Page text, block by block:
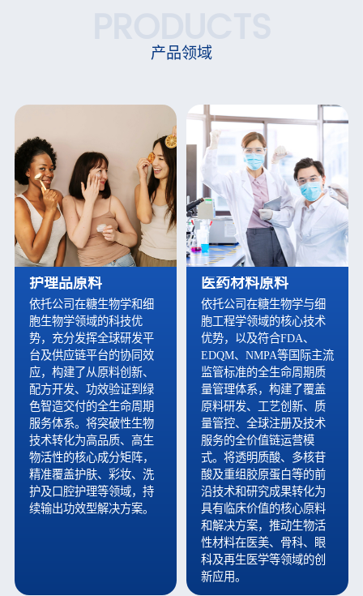
PRODUCTS
产品领域
护理品原料
依托公司在糖生物学和细
胞生物学领域的科技优
势，充分发挥全球研发平
台及供应链平台的协同效
应，构建了从原料创新、
配方开发、功效验证到绿
色智造交付的全生命周期
服务体系。将突破性生物
技术转化为高品质、高生
物活性的核心成分矩阵，
精准覆盖护肤、彩妆、洗
护及口腔护理等领域，持
续输出功效型解决方案。
医药材料原料
依托公司在糖生物学与细
胞工程学领域的核心技术
优势，以及符合FDA、
EDQM、NMPA等国际主流
监管标准的全生命周期质
量管理体系，构建了覆盖
原料研发、工艺创新、质
量管控、全球注册及技术
服务的全价值链运营模
式。将透明质酸、多核苷
酸及重组胶原蛋白等的前
沿技术和研究成果转化为
具有临床价值的核心原料
和解决方案，推动生物活
性材料在医美、骨科、眼
科及再生医学等领域的创
新应用。